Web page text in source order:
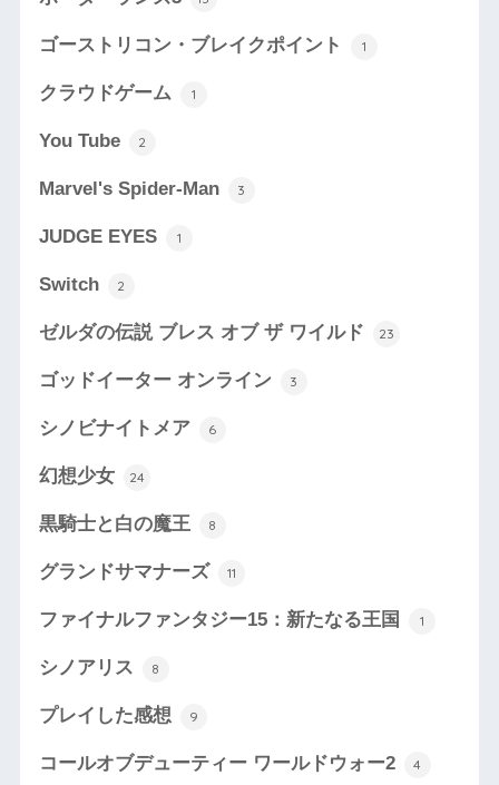
ゴーストリコン・ブレイクポイント 1
クラウドゲーム 1
You Tube 2
Marvel's Spider-Man 3
JUDGE EYES 1
Switch 2
ゼルダの伝説 ブレス オブ ザ ワイルド 23
ゴッドイーター オンライン 3
シノビナイトメア 6
幻想少女 24
黒騎士と白の魔王 8
グランドサマナーズ 11
ファイナルファンタジー15：新たなる王国 1
シノアリス 8
プレイした感想 9
コールオブデューティー ワールドウォー2 4